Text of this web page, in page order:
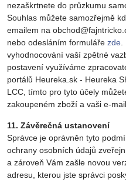
nezaškrtnete do průzkumu
Souhlas můžete samozřejmě
emailem na
nebo odesláním formuláře zde
vyhodnocování vaší zpětné
postavení využíváme
portálů Heureka.sk - Heureka
LCC, tímto pro tyto účely
zakoupeném zboží a vaši e-
11. Závěrečná ustanovení
Správce je oprávněn tyto
ochrany osobních údajů
a zároveň Vám zašle novou
adresu, kterou jste správci